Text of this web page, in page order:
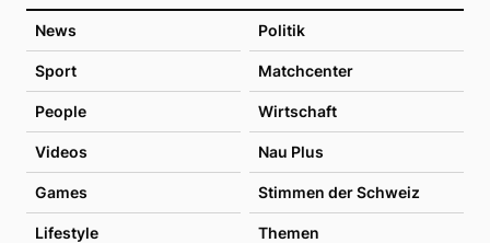
News Politik
Sport Matchcenter
People Wirtschaft
Videos Nau Plus
Games Stimmen der Schweiz
Lifestyle Themen